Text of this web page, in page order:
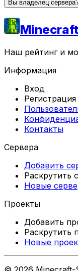
Вы владелец
Наш рейтинг и
Информация
Вход
Регистрация
Контакты
Сервера
Добавить
Раскрутить
Новые
Проекты
Добавить
Раскрутить
Новые